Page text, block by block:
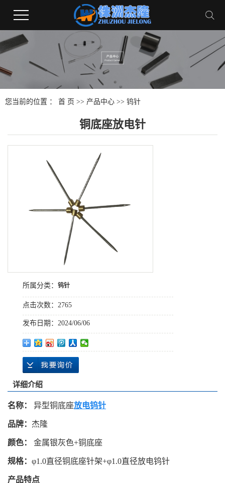
您当前的位置 ： 首 页 >> 产品中心 >> 钨针
铜底座放电针
所属分类： 钨针
点击次数： 2765
发布日期： 2024/06/06
详细介绍
名称： 异型铜底座放电钨针
品牌： 杰隆
颜色： 金属银灰色+铜底座
规格： φ1.0直径铜底座针架+φ1.0直径放电钨针
产品特点